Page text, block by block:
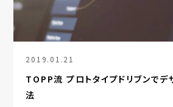
2019.01.21
TOPP流 プロトタイプドリブンでデ
法